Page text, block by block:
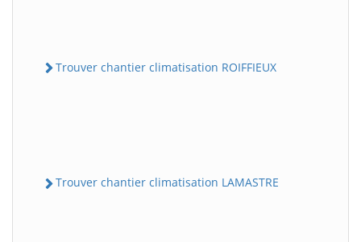
Trouver chantier climatisation ROIFFIEUX
Trouver chantier climatisation LAMASTRE